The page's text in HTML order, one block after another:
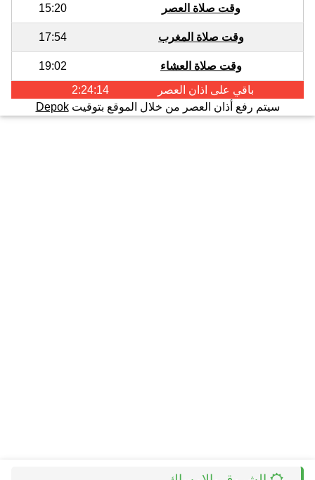
وقت صلاة العصر 15:20
وقت صلاة المغرب 17:54
وقت صلاة العشاء
19:02
باقي على اذان العصر
2:24:14
سيتم رفع أذان العصر من خلال الموقع بتوقيتDepok